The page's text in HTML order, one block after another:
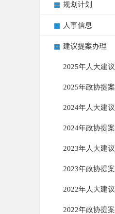
规划计划
人事信息
建议提案办理
2025年人大建议
2025年政协提案
2024年人大建议
2024年政协提案
2023年人大建议
2023年政协提案
2022年人大建议
2022年政协提案